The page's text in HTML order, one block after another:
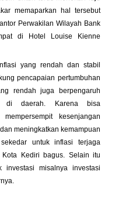
memaparkan hal tersebut
Perwakilan Wilayah Bank
di Hotel Louise Kienne
yang rendah dan stabil
pencapaian pertumbuhan
rendah juga berpengaruh
di daerah. Karena bisa
kesenjangan
meningkatkan kemampuan
untuk inflasi terjaga
Kediri bagus. Selain itu
investasi misalnya investasi